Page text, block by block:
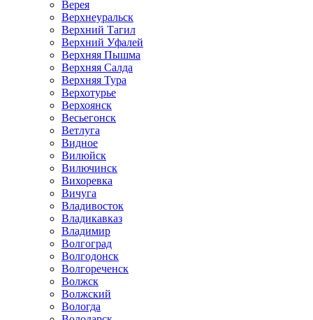
Верея
Верхнеуральск
Верхний Тагил
Верхний Уфалей
Верхняя Пышма
Верхняя Салда
Верхняя Тура
Верхотурье
Верхоянск
Весьегонск
Ветлуга
Видное
Вилюйск
Вилючинск
Вихоревка
Вичуга
Владивосток
Владикавказ
Владимир
Волгоград
Волгодонск
Волгореченск
Волжск
Волжский
Вологда